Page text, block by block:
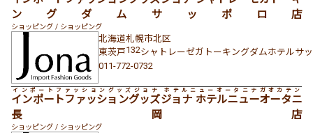
ングダムサッポロ店
ショッピング / ショッピング
北海道札幌市北区
東茨戸132シャトレーゼガトーキングダムホテルサ
011-772-0732
インポートファッショングッズジョナ ホテルニューオータニ
長岡店
インポートファッショングッズジョナ ホテルニューオータニナガオカテン
ショッピング / ショッピング